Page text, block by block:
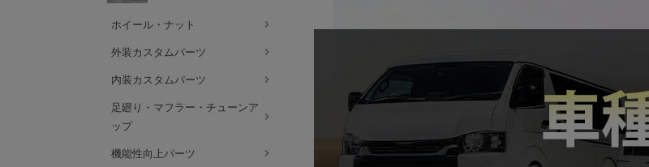
ホイール・ナット
外装カスタムパーツ
内装カスタムパーツ
足廻り・マフラー・チューンア
ップ
機能性向上パーツ